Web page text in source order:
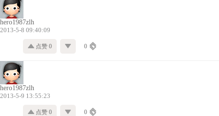
hero1987zlh
2013-5-8 09:40:09
点赞 0 0
hero1987zlh
2013-5-9 13:55:23
点赞 0 0